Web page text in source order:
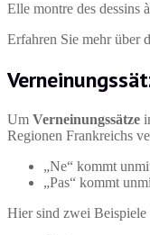
Elle montre des dessins
Erfahren Sie mehr über
Um Verneinungssätze
Regionen Frankreichs
„Ne“ kommt
„Pas“ kommt
Hier sind zwei Beispiele